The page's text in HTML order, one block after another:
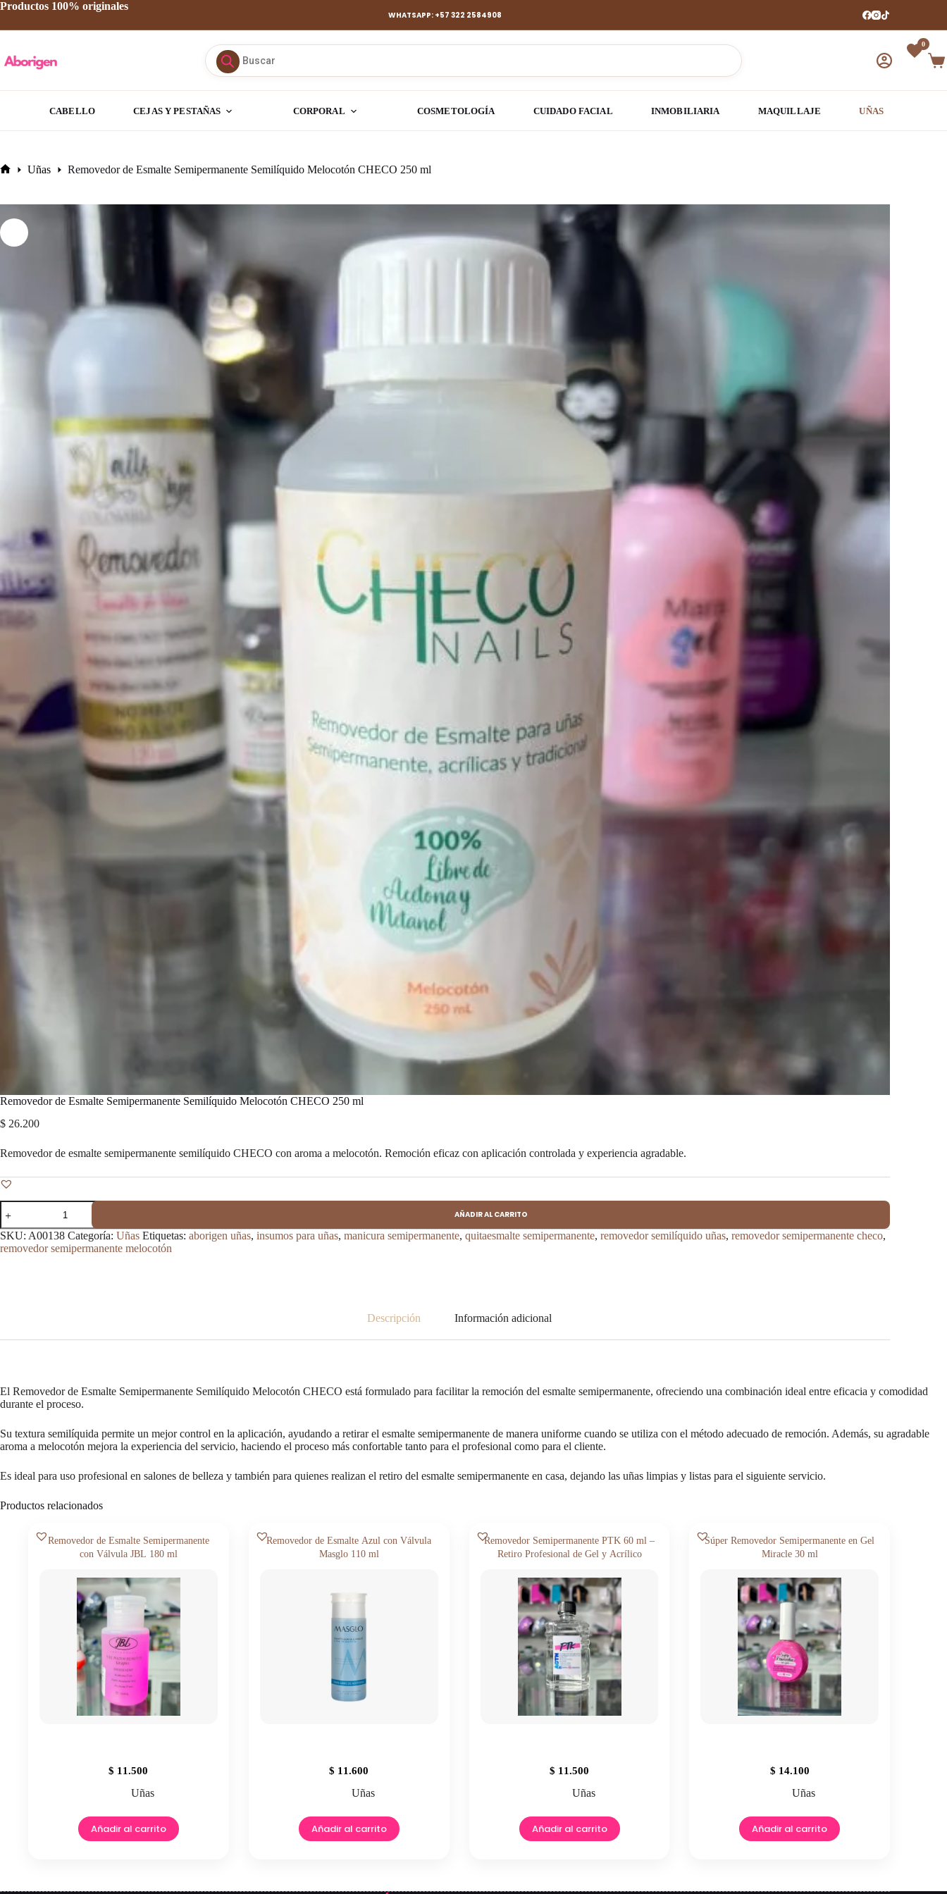
Saltar
contenido
Productos 100% originales
WHATSAPP: +57 322 2584908
Búsqueda
de
productos
0
CABELLO CEJAS Y PESTAÑAS CORPORAL COSMETOLOGÍA CUIDADO FACIAL INMOBILIARIA MAQUILLAJE UÑAS
Uñas Removedor de Esmalte Semipermanente Semilíquido Melocotón CHECO 250 ml
Removedor de Esmalte Semipermanente Semilíquido Melocotón CHECO 250 ml
$ 26.200
Removedor de esmalte semipermanente semilíquido CHECO con aroma a melocotón. Remoción eficaz con aplicación controlada y experiencia agradable.
Removedor
de
Esmalte
Semipermanente
Semilíquido
AÑADIR AL CARRITO
SKU: A00138 Categoría: Uñas Etiquetas: aborigen uñas, insumos para uñas, manicura semipermanente, quitaesmalte semipermanente, removedor semilíquido uñas, removedor semipermanente checo,
removedor semipermanente melocotón
Descripción Información adicional
El Removedor de Esmalte Semipermanente Semilíquido Melocotón CHECO está formulado para facilitar la remoción del esmalte semipermanente, ofreciendo una combinación ideal entre eficacia y comodidad
durante el proceso.
Su textura semilíquida permite un mejor control en la aplicación, ayudando a retirar el esmalte semipermanente de manera uniforme cuando se utiliza con el método adecuado de remoción. Además, su agradable
aroma a melocotón mejora la experiencia del servicio, haciendo el proceso más confortable tanto para el profesional como para el cliente.
Es ideal para uso profesional en salones de belleza y también para quienes realizan el retiro del esmalte semipermanente en casa, dejando las uñas limpias y listas para el siguiente servicio.
Productos relacionados
Removedor de Esmalte Semipermanente
con Válvula JBL 180 ml
$ 11.500
Uñas
Añadir al carrito
Removedor de Esmalte Azul con Válvula
Masglo 110 ml
$ 11.600
Uñas
Añadir al carrito
Removedor Semipermanente PTK 60 ml –
Retiro Profesional de Gel y Acrílico
$ 11.500
Uñas
Añadir al carrito
Súper Removedor Semipermanente en Gel
Miracle 30 ml
$ 14.100
Uñas
Añadir al carrito